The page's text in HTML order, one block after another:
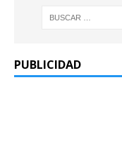
PUBLICIDAD